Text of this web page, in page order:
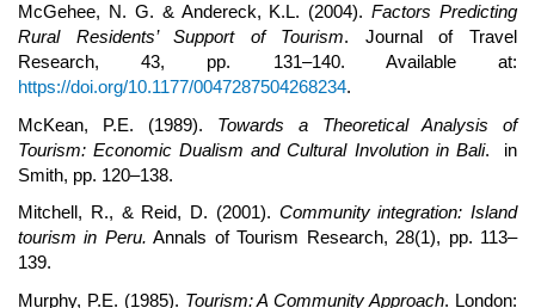
McGehee, N. G. & Andereck, K.L. (2004).Factors Predicting
Rural Residents’ Support of Tourism. Journal of Travel
Research, 43, pp. 131–140. Available at:
https://doi.org/10.1177/0047287504268234.
McKean, P.E. (1989). Towards a Theoretical Analysis of
Tourism: Economic Dualism and Cultural Involution in Bali. in
Smith, pp. 120–138.
Mitchell, R., & Reid, D. (2001). Community integration: Island
tourism in Peru. Annals of Tourism Research, 28(1), pp. 113–
139.
Murphy, P.E. (1985). Tourism: A Community Approach. London: